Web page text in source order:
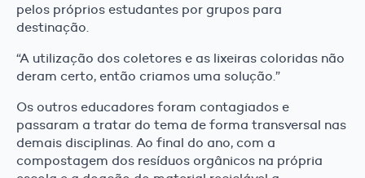
pelos próprios estudantes por grupos para
destinação.
“A utilização dos coletores e as lixeiras coloridas não
deram certo, então criamos uma solução.”
Os outros educadores foram contagiados e
passaram a tratar do tema de forma transversal nas
demais disciplinas. Ao final do ano, com a
compostagem dos resíduos orgânicos na própria